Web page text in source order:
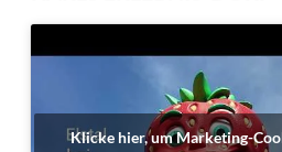
Klicke hier, um Marketing-